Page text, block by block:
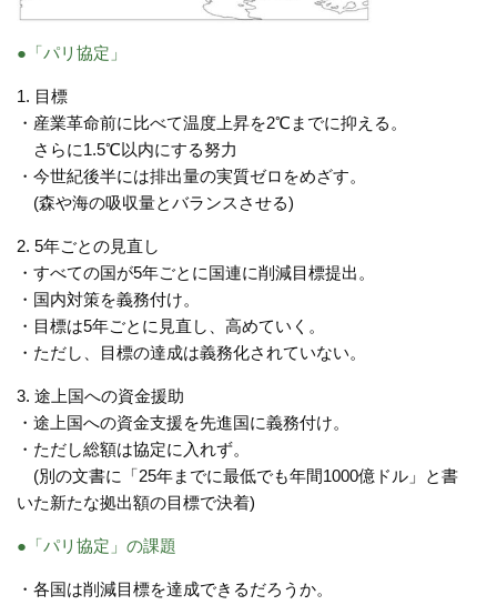
●「パリ協定」
1. 目標
・産業革命前に比べて温度上昇を2℃までに抑える。
さらに1.5℃以内にする努力
・今世紀後半には排出量の実質ゼロをめざす。
(森や海の吸収量とバランスさせる)
2. 5年ごとの見直し
・すべての国が5年ごとに国連に削減目標提出。
・国内対策を義務付け。
・目標は5年ごとに見直し、高めていく。
・ただし、目標の達成は義務化されていない。
3. 途上国への資金援助
・途上国への資金支援を先進国に義務付け。
・ただし総額は協定に入れず。
(別の文書に「25年までに最低でも年間1000億ドル」と書
いた新たな拠出額の目標で決着)
●「パリ協定」の課題
・各国は削減目標を達成できるだろうか。